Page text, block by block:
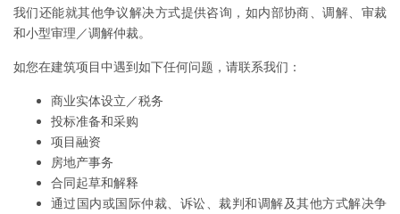
我们还能就其他争议解决方式提供咨询，如内部协商、调解、审裁
和小型审理／调解仲裁。
如您在建筑项目中遇到如下任何问题，请联系我们：
商业实体设立／税务
投标准备和采购
项目融资
房地产事务
合同起草和解释
通过国内或国际仲裁、诉讼、裁判和调解及其他方式解决争